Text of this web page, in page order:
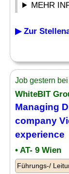
MEHR
▶ Zur
Job gestern
WhiteBIT
Managing
company
experience
• AT- 9 Wien
Führungs-/